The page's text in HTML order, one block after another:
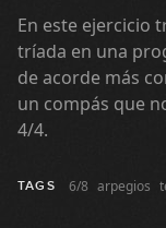
En este ejercicio
tríada en una
de acorde más
un compás que
4/4.
TAGS 6/8 arpegios